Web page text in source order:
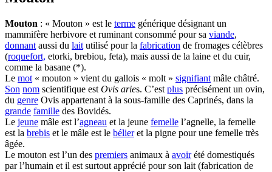
Mouton : « Mouton » est le terme générique désignant un
mammifère herbivore et ruminant consommé pour sa viande,
donnant aussi du lait utilisé pour la fabrication de fromages célèbres
(roquefort, etorki, brebiou, feta), mais aussi de la laine et du cuir,
comme la basane (*).
Le mot « mouton » vient du gallois « molt » signifiant mâle châtré.
Son nom scientifique est Ovis aries. C’est plus précisément un ovin,
du genre Ovis appartenant à la sous-famille des Caprinés, dans la
grande famille des Bovidés.
Le jeune mâle est l’agneau et la jeune femelle l’agnelle, la femelle
est la brebis et le mâle est le bélieret la pigne pour une femelle très
âgée.
Le mouton est l’un des premiers animaux à avoirété domestiqués
par l’humain et il est surtout apprécié pour son lait (fabrication de